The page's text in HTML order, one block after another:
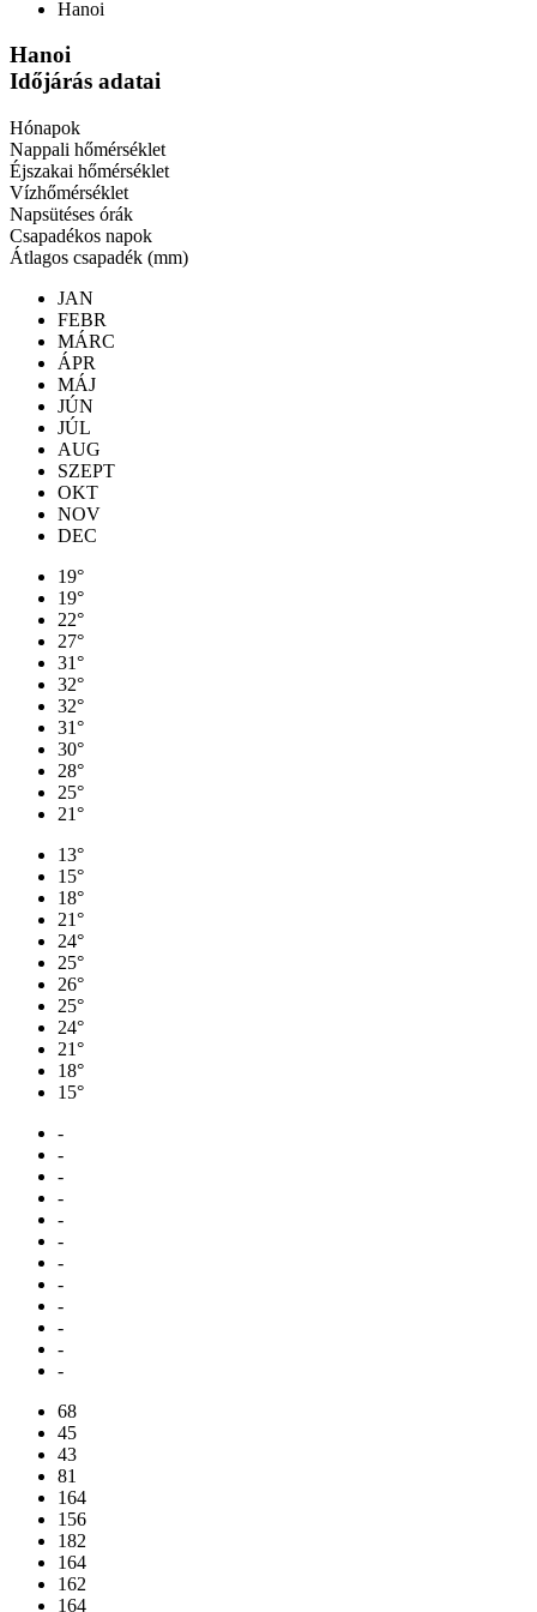
Hanoi
Hanoi
Időjárás adatai
Hónapok
Nappali hőmérséklet
Éjszakai hőmérséklet
Vízhőmérséklet
Napsütéses órák
Csapadékos napok
Átlagos csapadék (mm)
JAN
FEBR
MÁRC
ÁPR
MÁJ
JÚN
JÚL
AUG
SZEPT
OKT
NOV
DEC
19°
19°
22°
27°
31°
32°
32°
31°
30°
28°
25°
21°
13°
15°
18°
21°
24°
25°
26°
25°
24°
21°
18°
15°
-
-
-
-
-
-
-
-
-
-
-
-
68
45
43
81
164
156
182
164
162
164